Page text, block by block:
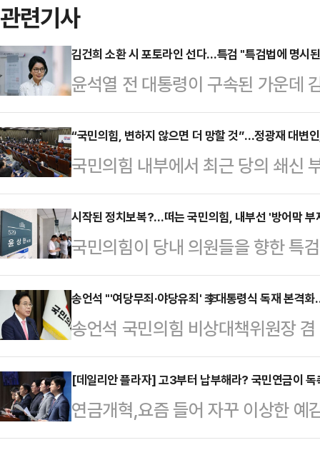
관련기사
김건희 소환 시 포토라인 선다…특검 "특검법에 명시
윤석열 전 대통령이 구속된 가운데
이 나온다. 김 여사 관련 의혹을 수
시 포토라인을 설치하겠단 방침이
"주요 피의자 소환 시 (KT광화문빌
라인을 세울 예정"이라고 언론에
주요 피의자에 대해선 "특검법률에
물"이라며 "추후 수사경과에 따라
비롯해 '정치브로…
“국민의힘, 변하지 않으면 더 망할 것”…정광재 대변
국민의힘 내부에서 최근 당의 쇄신
려의 목소리가 나왔다.정광재 국민
일리안TV의 정치 시사 프로그램 ‘
지났지만 국민의힘이 경쟁력 있는
다”며 “더 늦기 전에 처절한 혁신
어 “조선일보 보도를 보면 TK(대구
안다’는 수준까지 왔다”며 “대선과
대한 성찰 없이…
시작된 정치보복?…떠는 국민의힘, 내부선 '방어막 부
국민의힘이 당내 의원들을 향한 특
구축에 나섰다. 이번 수사를 즉각 '
기구 설치를 예고하는 등 적극적으
통령을 향해 본인 재판에 임해야 한
있다. 하지만 당내 일각에선 이미
인 방법이 없다는 우려가 감지되고
원내대표는 9일 국회에서 열린 의
칼을 휘두르기 시작했다.…
송언석 "'여당무죄·야당유죄' 李대통령식 독재 본격
송언석 국민의힘 비상대책위원장
특검 수사와 더불어민주당이 추진
고 지적하며 "여당 무죄, 야당 유죄
다"고 비판했다.송언석 비대위원장
의에서 "말로는 정치보복이 없다고
[데일리안 플라자] 고3부터 납부해라? 국민연금이 독
연금개혁,요즘 들어 자꾸 이상한 예
'연금 혐오자'가 돼버릴지도 모르겠